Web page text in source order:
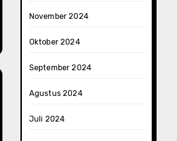
November 2024
Oktober 2024
September 2024
Agustus 2024
Juli 2024